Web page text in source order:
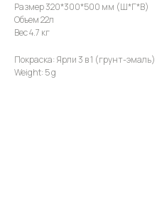
Размер 320*300*500 мм (Ш*Г*В)
Объем 22л
Вес 4.7 кг
Покраска: Ярли 3 в 1 (грунт-эмаль)
Weight: 5 g